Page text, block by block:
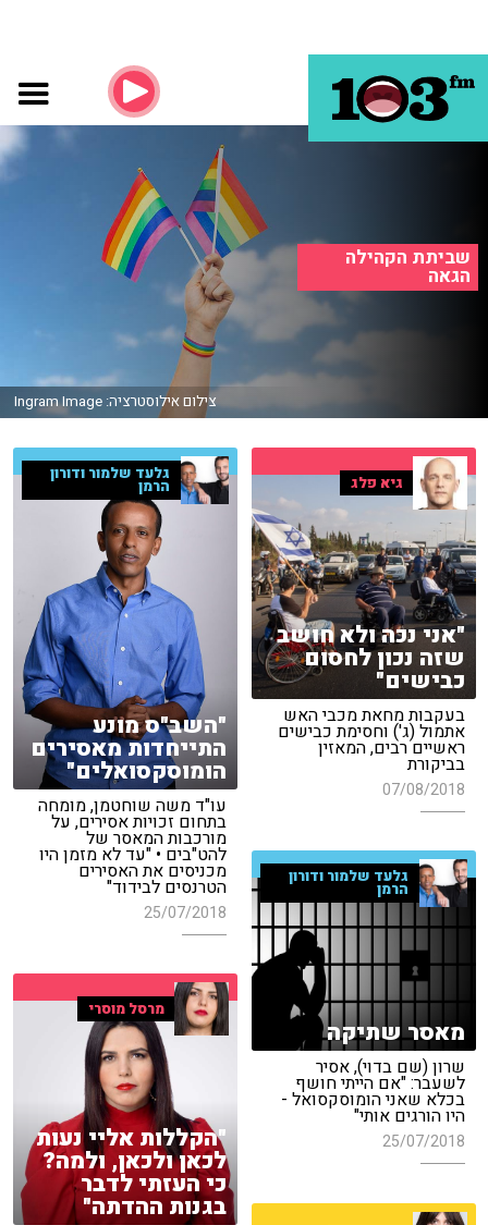
שביתת הקהילה
הגאה
צילום אילוסטרציה: Ingram Image
גיא פלג
"אני נכה ולא חושב
שזה נכון לחסום
כבישים"
בעקבות מחאת מכבי האש
אתמול (ג') וחסימת כבישים
ראשיים רבים, המאזין
בביקורת
07/08/2018
גלעד שלמור ודורון
הרמן
"השב"ס מונע
התייחדות מאסירים
הומוסקסואלים"
עו"ד משה שוחטמן, מומחה
בתחום זכויות אסירים, על
מורכבות המאסר של
להט"בים • "עד לא מזמן היו
מכניסים את האסירים
הטרנסים לבידוד"
25/07/2018
גלעד שלמור ודורון
הרמן
מאסר שתיקה
שרון (שם בדוי), אסיר
לשעבר: "אם הייתי חושף
בכלא שאני הומוסקסואל -
היו הורגים אותי"
25/07/2018
מרסל מוסרי
"הקללות אליי נעות
לכאן ולכאן, ולמה?
כי העזתי לדבר
בגנות ההדתה"